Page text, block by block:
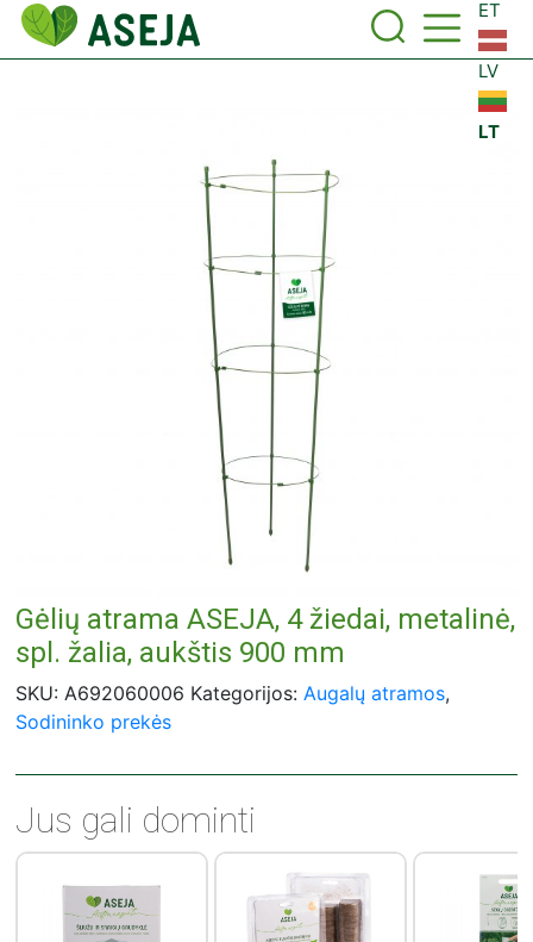
ET
LV
LT
Gėlių atrama ASEJA, 4 žiedai, metalinė,
spl. žalia, aukštis 900 mm
SKU: A692060006 Kategorijos: Augalų atramos,
Sodininko prekės
Jus gali dominti